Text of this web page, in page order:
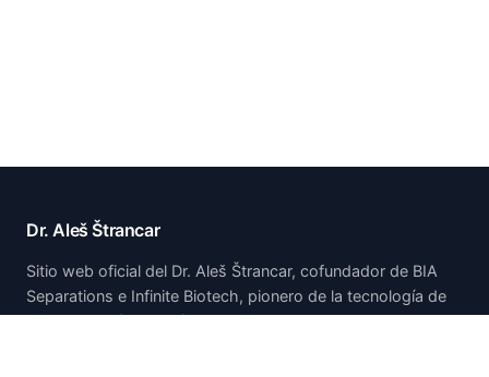
Dr. Aleš Štrancar
Sitio web oficial del Dr. Aleš Štrancar, cofundador de BIA
Separations e Infinite Biotech, pionero de la tecnología de
cromatografía monolítica CIM.